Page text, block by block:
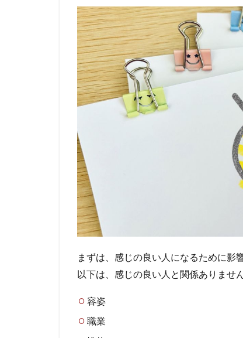
まずは、感じの良い人になるために影
以下は、感じの良い人と関係ありません
容姿
職業